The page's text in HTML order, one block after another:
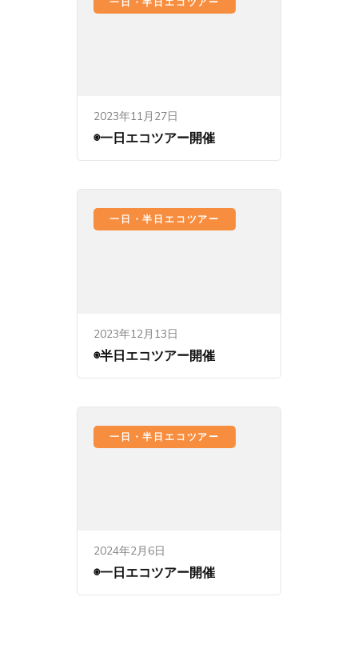
2023年11月27日
◉一日エコツアー開催
一日・半日エコツアー
2023年12月13日
◉半日エコツアー開催
一日・半日エコツアー
2024年2月6日
◉一日エコツアー開催